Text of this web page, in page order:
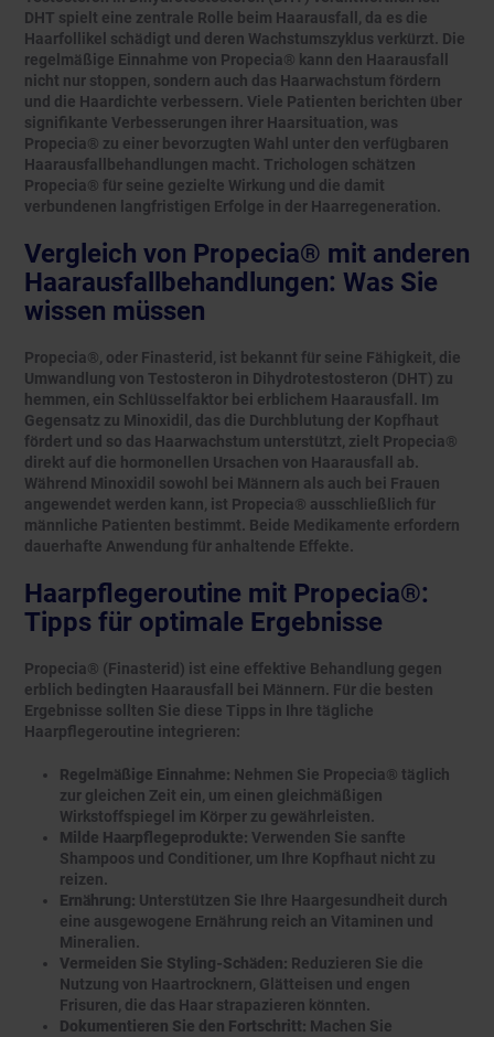
DHT spielt eine zentrale Rolle beim Haarausfall, da es die
Haarfollikel schädigt und deren Wachstumszyklus verkürzt. Die
regelmäßige Einnahme von Propecia® kann den Haarausfall
nicht nur stoppen, sondern auch das Haarwachstum fördern
und die Haardichte verbessern. Viele Patienten berichten über
signifikante Verbesserungen ihrer Haarsituation, was
Propecia® zu einer bevorzugten Wahl unter den verfügbaren
Haarausfallbehandlungen macht. Trichologen schätzen
Propecia® für seine gezielte Wirkung und die damit
verbundenen langfristigen Erfolge in der Haarregeneration.
Vergleich von Propecia® mit anderen
Haarausfallbehandlungen: Was Sie
wissen müssen
Propecia®, oder Finasterid, ist bekannt für seine Fähigkeit, die
Umwandlung von Testosteron in Dihydrotestosteron (DHT) zu
hemmen, ein Schlüsselfaktor bei erblichem Haarausfall. Im
Gegensatz zu Minoxidil, das die Durchblutung der Kopfhaut
fördert und so das Haarwachstum unterstützt, zielt Propecia®
direkt auf die hormonellen Ursachen von Haarausfall ab.
Während Minoxidil sowohl bei Männern als auch bei Frauen
angewendet werden kann, ist Propecia® ausschließlich für
männliche Patienten bestimmt. Beide Medikamente erfordern
dauerhafte Anwendung für anhaltende Effekte.
Haarpflegeroutine mit Propecia®:
Tipps für optimale Ergebnisse
Propecia® (Finasterid) ist eine effektive Behandlung gegen
erblich bedingten Haarausfall bei Männern. Für die besten
Ergebnisse sollten Sie diese Tipps in Ihre tägliche
Haarpflegeroutine integrieren:
Regelmäßige Einnahme: Nehmen Sie Propecia® täglich
zur gleichen Zeit ein, um einen gleichmäßigen
Wirkstoffspiegel im Körper zu gewährleisten.
Milde Haarpflegeprodukte: Verwenden Sie sanfte
Shampoos und Conditioner, um Ihre Kopfhaut nicht zu
reizen.
Ernährung: Unterstützen Sie Ihre Haargesundheit durch
eine ausgewogene Ernährung reich an Vitaminen und
Mineralien.
Vermeiden Sie Styling-Schäden: Reduzieren Sie die
Nutzung von Haartrocknern, Glätteisen und engen
Frisuren, die das Haar strapazieren könnten.
Dokumentieren Sie den Fortschritt: Machen Sie